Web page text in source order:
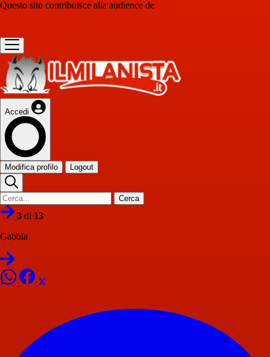
Questo sito contribuisce alla audience de
Accedi
Modifica profilo Logout
Cerca
3 di 13
Gabbia